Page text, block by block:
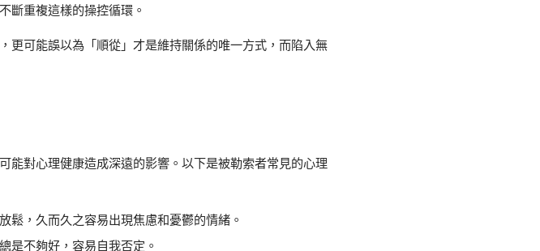
斷重複這樣的操控循環。
更可能誤以為「順從」才是維持關係的唯一方式，而陷入無
能對心理健康造成深遠的影響。以下是被勒索者常見的心理
鬆，久而久之容易出現焦慮和憂鬱的情緒。
是不夠好，容易自我否定。